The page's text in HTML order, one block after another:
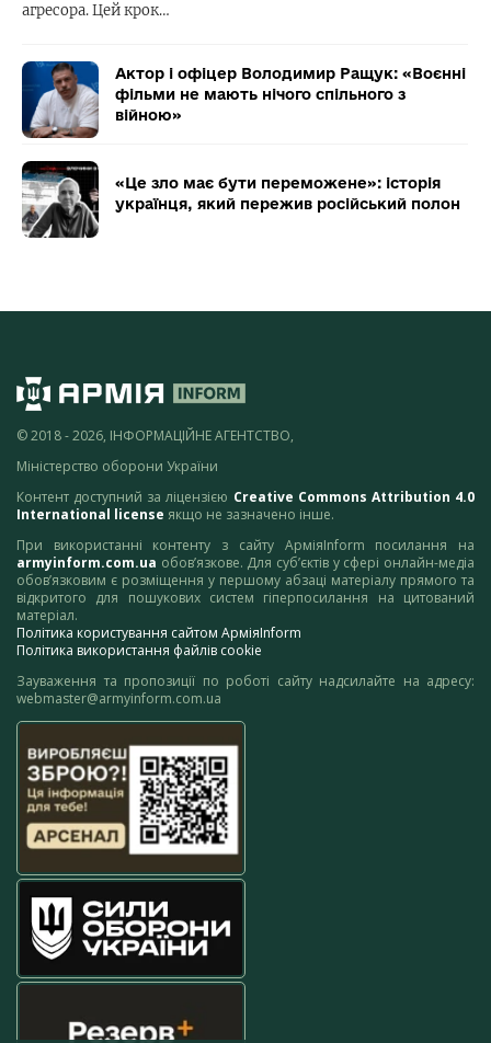
агресора. Цей крок…
Актор і офіцер Володимир Ращук: «Воєнні
фільми не мають нічого спільного з
війною»
«Це зло має бути переможене»: історія
українця, який пережив російський полон
© 2018 - 2026, ІНФОРМАЦІЙНЕ АГЕНТСТВО,
Міністерство оборони України
Контент доступний за ліцензією Creative Commons Attribution 4.0
International license якщо не зазначено інше.
При використанні контенту з сайту АрміяInform посилання на
armyinform.com.ua обов’язкове. Для суб’єктів у сфері онлайн-медіа
обов’язковим є розміщення у першому абзаці матеріалу прямого та
відкритого для пошукових систем гіперпосилання на цитований
матеріал.
Політика користування сайтом АрміяInform
Політика використання файлів cookie
Зауваження та пропозиції по роботі сайту надсилайте на адресу:
webmaster@armyinform.com.ua